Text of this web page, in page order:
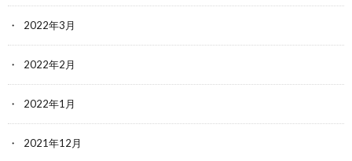
2022年3月
2022年2月
2022年1月
2021年12月